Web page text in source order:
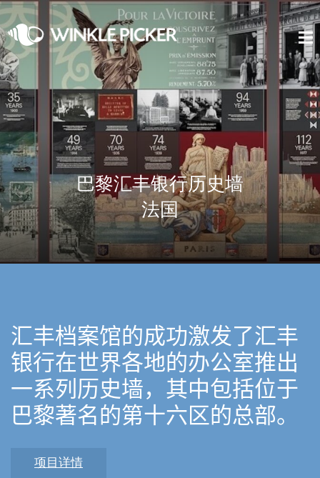
巴黎汇丰银行历史墙
法国
汇丰档案馆的成功激发了汇丰
银行在世界各地的办公室推出
一系列历史墙，其中包括位于
巴黎著名的第十六区的总部。
项目详情